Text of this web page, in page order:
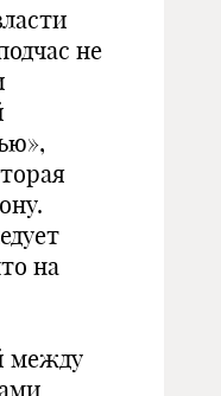
не
на
между